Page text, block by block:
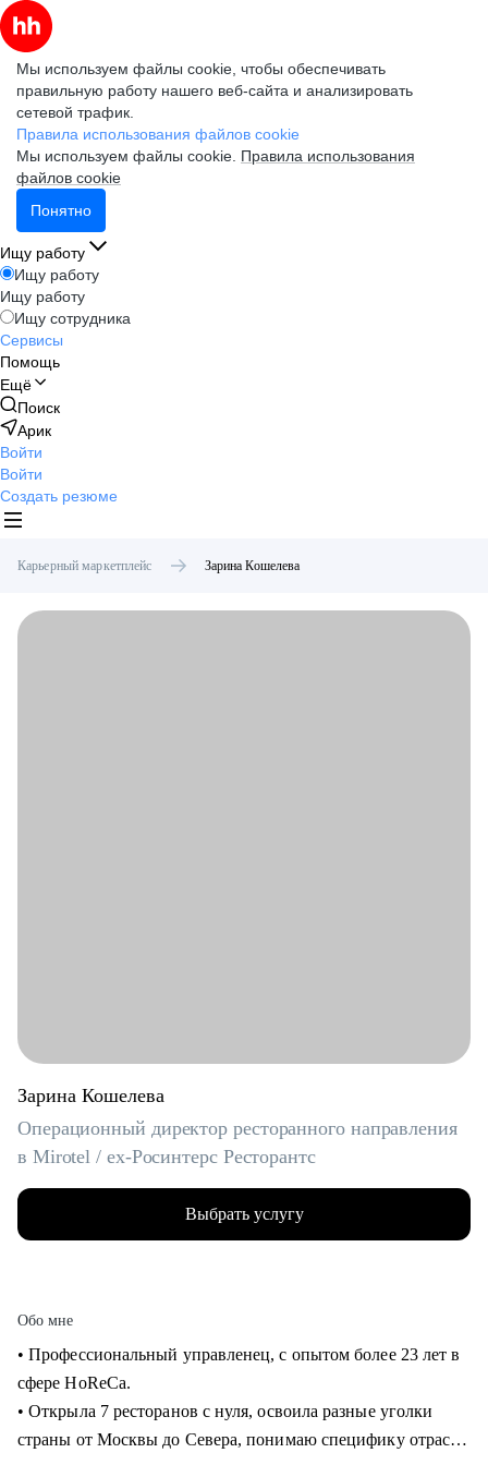
Мы используем файлы cookie, чтобы обеспечивать
правильную работу нашего веб-сайта и анализировать
сетевой трафик.
Правила использования файлов cookie
Мы используем файлы cookie. Правила использования
файлов cookie
Понятно
Ищу работу
Ищу работу
Ищу работу
Ищу сотрудника
Сервисы
Помощь
Ещё
Поиск
Арик
Войти
Войти
Создать резюме
Карьерный маркетплейс Зарина Кошелева
Зарина Кошелева
Операционный директор ресторанного направления
в Mirotel / ex-Росинтерс Ресторантс
Выбрать услугу
Обо мне
• Профессиональный управленец, с опытом более 23 лет в
сфере HoReCa.
• Открыла 7 ресторанов с нуля, освоила разные уголки
страны от Москвы до Севера, понимаю специфику отрасли